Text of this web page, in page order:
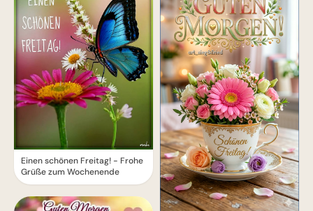
Einen schönen Freitag! - Frohe
Grüße zum Wochenende